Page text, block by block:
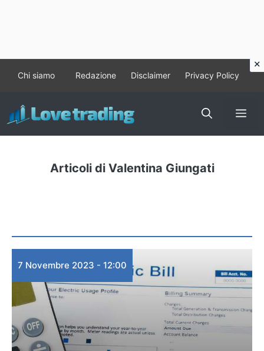
contenuto
Chi siamo Redazione Disclaimer Privacy Policy
Articoli di Valentina Giungati
7 Novembre 2023 - 12:00